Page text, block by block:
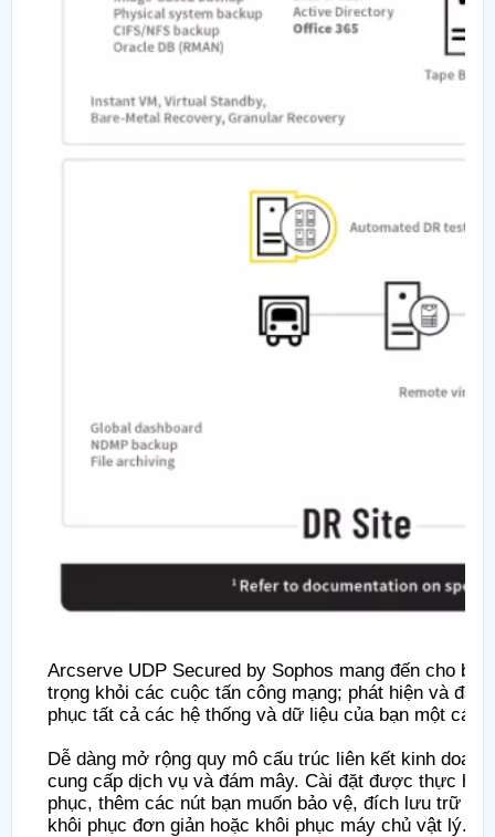
Arcserve UDP Secured by Sophos mang đến cho
trọng khỏi các cuộc tấn công mạng; phát hiện và
phục tất cả các hệ thống và dữ liệu của bạn một cách
Dễ dàng mở rộng quy mô cấu trúc liên kết kinh
cung cấp dịch vụ và đám mây. Cài đặt được thực
phục, thêm các nút bạn muốn bảo vệ, đích lưu trữ
khôi phục đơn giản hoặc khôi phục máy chủ vật lý.